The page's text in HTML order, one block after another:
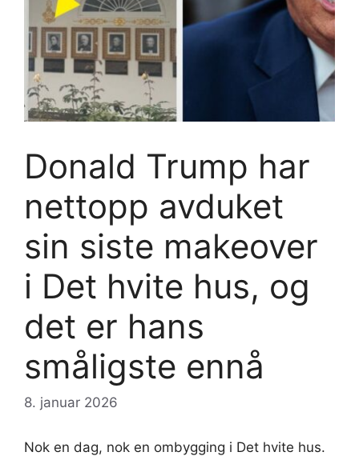
Donald Trump har
nettopp avduket
sin siste makeover
i Det hvite hus, og
det er hans
småligste ennå
8. januar 2026
Nok en dag, nok en ombygging i Det hvite hus.